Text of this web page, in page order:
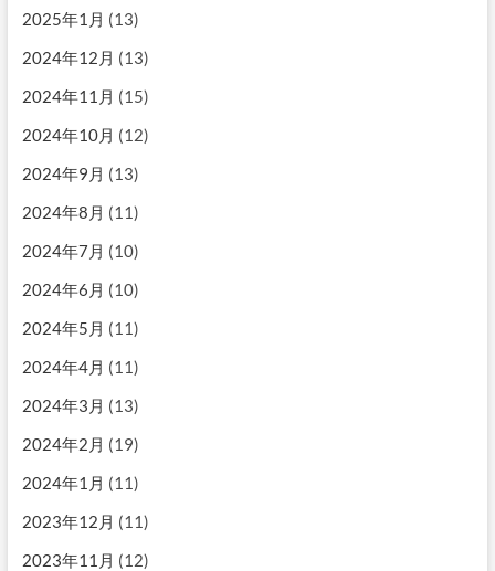
2025年1月 (13)
2024年12月 (13)
2024年11月 (15)
2024年10月 (12)
2024年9月 (13)
2024年8月 (11)
2024年7月 (10)
2024年6月 (10)
2024年5月 (11)
2024年4月 (11)
2024年3月 (13)
2024年2月 (19)
2024年1月 (11)
2023年12月 (11)
2023年11月 (12)